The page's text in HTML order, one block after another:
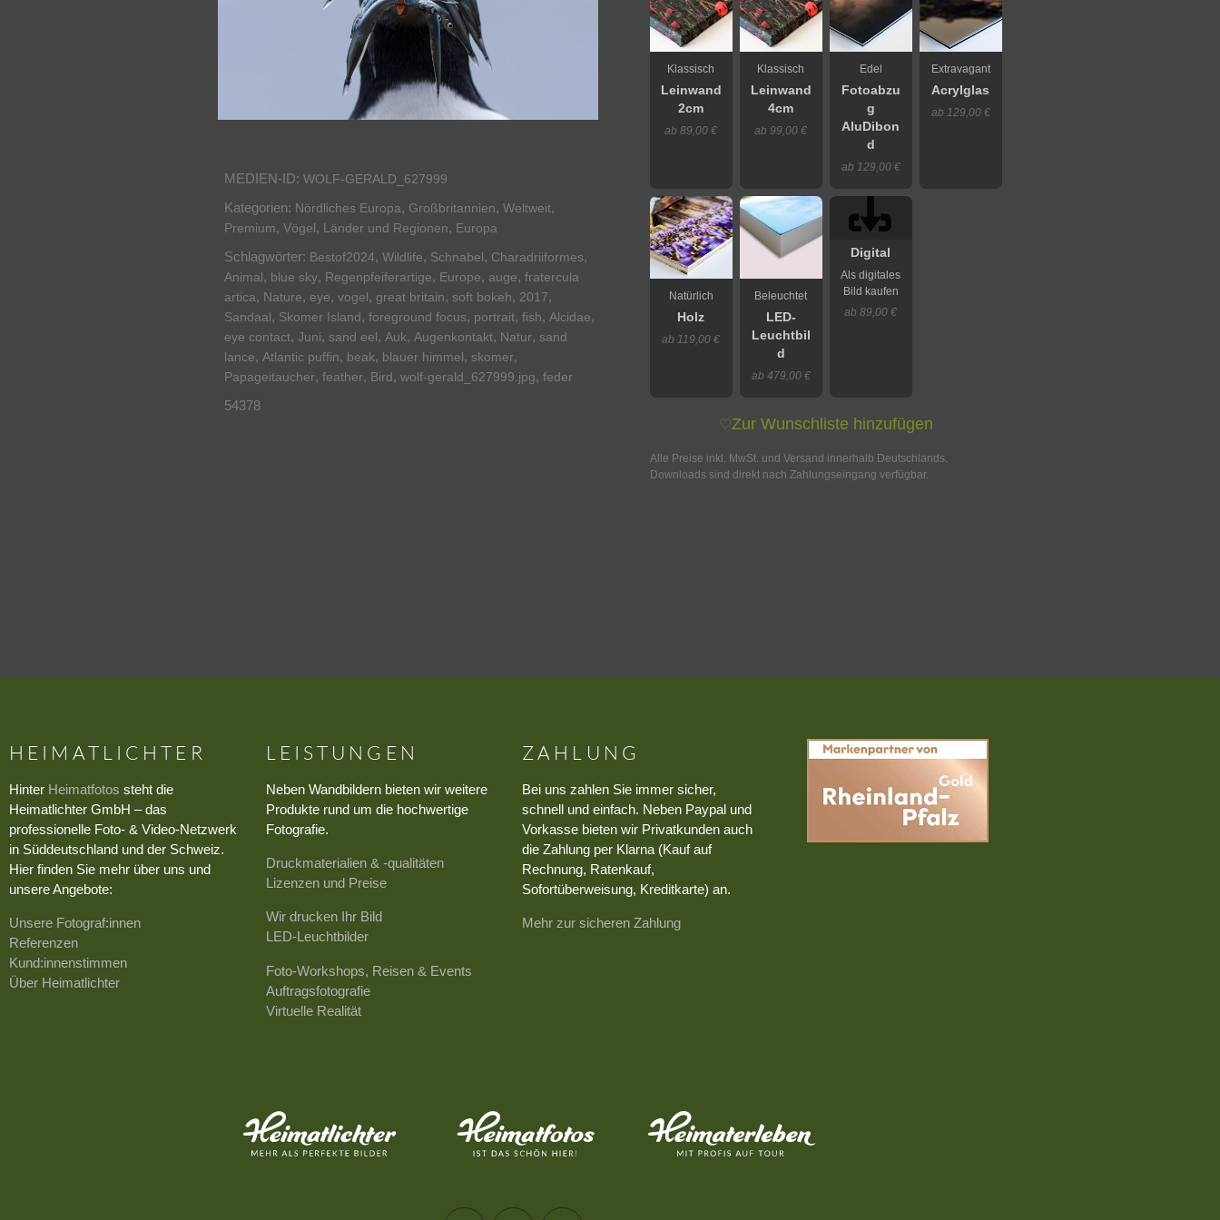
MEDIEN-ID: WOLF-GERALD_627999
Kategorien: Nördliches Europa, Großbritannien, Weltweit,
Premium, Vögel, Länder und Regionen, Europa
Schlagwörter: Bestof2024, Wildlife, Schnabel, Charadriiformes,
Animal, blue sky, Regenpfeiferartige, Europe, auge, fratercula
artica, Nature, eye, vogel, great britain, soft bokeh, 2017,
Sandaal, Skomer Island, foreground focus, portrait, fish, Alcidae,
eye contact, Juni, sand eel, Auk, Augenkontakt, Natur, sand
lance, Atlantic puffin, beak, blauer himmel, skomer,
Papageitaucher, feather, Bird, wolf-gerald_627999.jpg, feder
54378
Klassisch
Leinwand
2cm
ab 89,00 €
Klassisch
Leinwand
4cm
ab 99,00 €
Edel
Fotoabzu
g
AluDibon
d
ab 129,00 €
Extravagant
Acrylglas
ab 129,00 €
Natürlich
Holz
ab 119,00 €
Beleuchtet
LED-
Leuchtbil
d
ab 479,00 €
Digital
Als digitales
Bild kaufen
ab 89,00 €
♡Zur Wunschliste hinzufügen
Alle Preise inkl. MwSt. und Versand innerhalb Deutschlands.
Downloads sind direkt nach Zahlungseingang verfügbar.
HEIMATLICHTER
Hinter Heimatfotos steht die
Heimatlichter GmbH – das
professionelle Foto- & Video-Netzwerk
in Süddeutschland und der Schweiz.
Hier finden Sie mehr über uns und
unsere Angebote:
Unsere Fotograf:innen
Referenzen
Kund:innenstimmen
Über Heimatlichter
LEISTUNGEN
Neben Wandbildern bieten wir weitere
Produkte rund um die hochwertige
Fotografie.
Druckmaterialien & -qualitäten
Lizenzen und Preise
Wir drucken Ihr Bild
LED-Leuchtbilder
Foto-Workshops, Reisen & Events
Auftragsfotografie
Virtuelle Realität
ZAHLUNG
Bei uns zahlen Sie immer sicher,
schnell und einfach. Neben Paypal und
Vorkasse bieten wir Privatkunden auch
die Zahlung per Klarna (Kauf auf
Rechnung, Ratenkauf,
Sofortüberweisung, Kreditkarte) an.
Mehr zur sicheren Zahlung